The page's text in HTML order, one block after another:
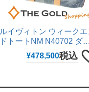
ルイヴィトン ウィークエ
ドトートNM N40702 ダミ
エ デニム3D ブルー
ハンドバッグ ショルダー
¥478,500税込